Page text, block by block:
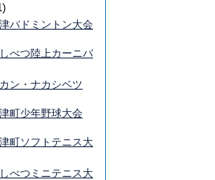
バドミントン大会
べつ陸上カーニバ
ン・ナカシベツ
町少年野球大会
町ソフトテニス大
べつミニテニス大